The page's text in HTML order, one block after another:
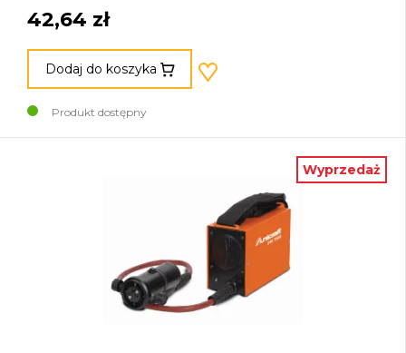
42,64 zł
Dodaj do koszyka
Produkt dostępny
Wyprzedaż